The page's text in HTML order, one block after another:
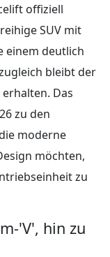
offiziell
SUV mit
einem deutlich
bleibt der
Das
zu den
moderne
möchten,
zu
hin zu